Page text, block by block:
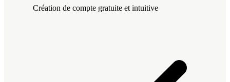
Création de compte gratuite et intuitive